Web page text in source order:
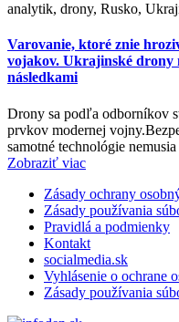
analytik, drony, Rusko,
Varovanie, ktoré znie
vojakov. Ukrajinské drony
následkami
Drony sa podľa odborníkov
prvkov modernej
samotné technológie
Zobraziť viac
Zásady ochrany
Zásady používania
Pravidlá a podmienky
Kontakt
socialmedia.sk
Vyhlásenie o ochrane
Zásady používania